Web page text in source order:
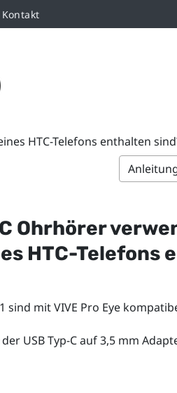
Kontakt
HTC-Telefons enthalten
Ohrhörer
HTC-Telefons
sind mitVIVE Pro Eye
der USB Typ-Cauf 3,5 mm